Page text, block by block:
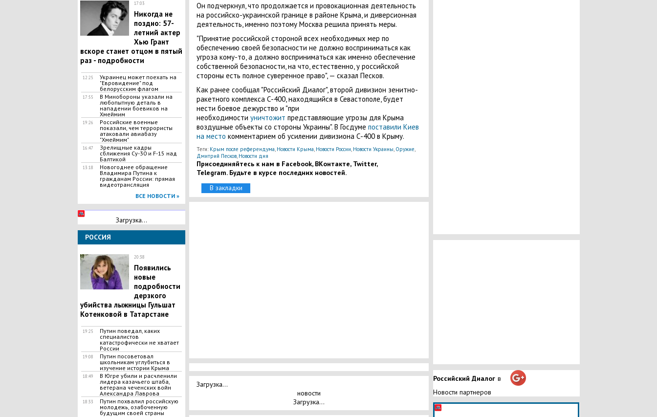
17:03
Никогда не
поздно: 57-
летний актер
Хью Грант
вскоре станет отцом в пятый
раз - подробности
12:25
Украинец может поехать на
"Евровидение" под
белорусским флагом
17:55
В Минобороны указали на
любопытную деталь в
нападении боевиков на
Хмеймим
19:26
Российские военные
показали, чем террористы
атаковали авиабазу
"Хмеймим"
16:47
Зрелищные кадры
сближения Су-30 и F-15 над
Балтикой
13:18
Новогоднее обращение
Владимира Путина к
гражданам России: прямая
видеотрансляция
ВСЕ НОВОСТИ »
Загрузка...
РОССИЯ
20:38
​Появились
новые
подробности
дерзкого
убийства лыжницы Гульшат
Котенковой в Татарстане
19:25
Путин поведал, каких
специалистов
катастрофически не хватает
России
19:08
Путин посоветовал
школьникам углубиться в
изучение истории Крыма
18:49
В Югре убили и pacчленили
лидера казачьего штаба,
ветерана чеченских войн
Aлександра Лаврова
18:33
Путин похвалил российскую
молодежь, озабоченную
будущим своей страны
Он подчеркнул, что продолжается и провокационная деятельность
на российско-украинской границе в районе Крыма, и диверсионная
деятельность, именно поэтому Москва решила принять меры.
"Принятие российской стороной всех необходимых мер по
обеспечению своей безопасности не должно восприниматься как
угроза кому-то, а должно восприниматься как именно обеспечение
собственной безопасности, на что, естественно, у российской
стороны есть полное суверенное право", — сказал Песков.
Как ранее сообщал "Российский Диалог", второй дивизион зенитно-
ракетного комплекса С-400, находящийся в Севастополе, будет
нести боевое дежурство и "при
необходимости уничтожит представляющие угрозы для Крыма
воздушные объекты со стороны Украины". В Госдуме поставили Киев
на место комментарием об усилении дивизиона С-400 в Крыму.
Теги: Крым после референдума, Новости Крыма, Новости России, Новости Украины, Оружие,
Дмитрий Песков, Новости дня
Присоединяйтесь к нам в Facebook, ВКонтакте, Twitter,
Telegram. Будьте в курсе последних новостей.
В закладки
Загрузка...
новости
Загрузка...
Российский Диалог в
Новости партнеров